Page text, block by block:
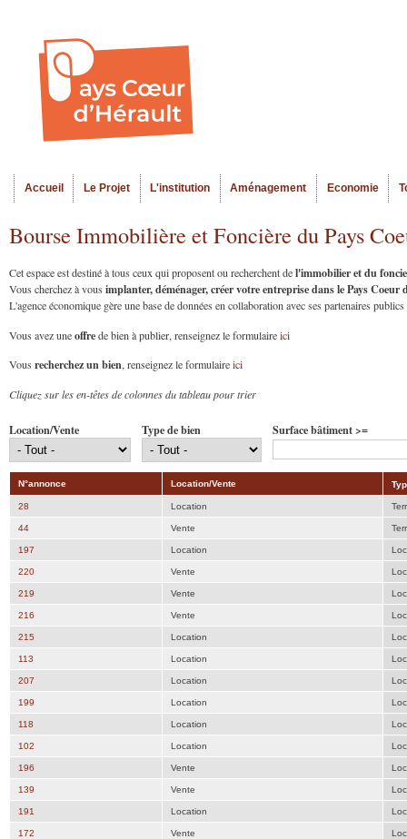
Menu principal
Accueil Le Projet L'institution Aménagement Economie
Bourse Immobilière et Foncière du Pays
Cet espace est destiné à tous ceux qui proposent ou recherchent del'immobilier et du
Vous cherchez à vous implanter, déménager, créer votre entreprise dans le Pays
L'agence économique gère une base de données en collaboration avec ses partenaires
Vous avez uneoffrede bien à publier, renseignez le formulaireici
Vous recherchez un bien, renseignez le formulaireici
Cliquez sur les en-têtes de colonnes du tableau pour trier
Location/Vente Type de bien Surface bâtiment >=
N°annonce Location/Vente
28 Location
44 Vente
197 Location
220 Vente
219 Vente
216 Vente
215 Location
113 Location
207 Location
199 Location
118 Location
102 Location
196 Vente
139 Vente
191 Location
172 Vente